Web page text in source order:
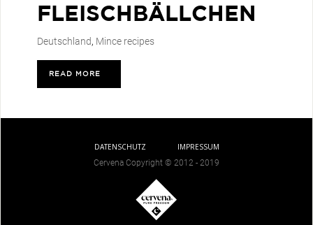
FLEISCHBÄLLCHEN
Deutschland, Mince recipes
READ MORE
DATENSCHUTZ
IMPRESSUM
Cervena Copyright © 2012 - 2019